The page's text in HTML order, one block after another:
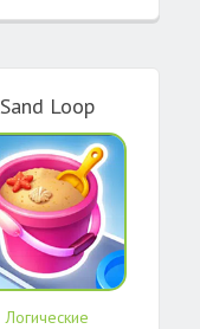
Sand Loop
Логические